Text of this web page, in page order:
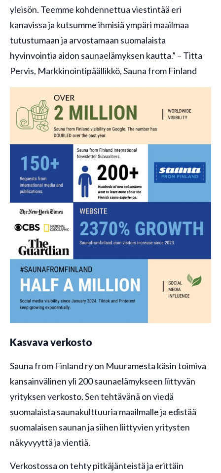
yleisön. Teemme kohdennettua viestintää eri
kanavissa ja kutsumme ihmisiä ympäri maailmaa
tutustumaan ja arvostamaan suomalaista
hyvinvointia aidon saunaelämyksen kautta.” – Titta
Pervis, Markkinointipäällikkö, Sauna from Finland
Kasvava verkosto
Sauna from Finland ry on Muuramesta käsin toimiva
kansainvälinen yli 200 saunaelämykseen liittyvän
yrityksen verkosto. Sen tehtävänä on viedä
suomalaista saunakulttuuria maailmalle ja edistää
suomalaisen saunan ja siihen liittyvien yritysten
näkyvyyttä ja vientiä.
Verkostossa on tehty pitkäjänteistä ja erittäin